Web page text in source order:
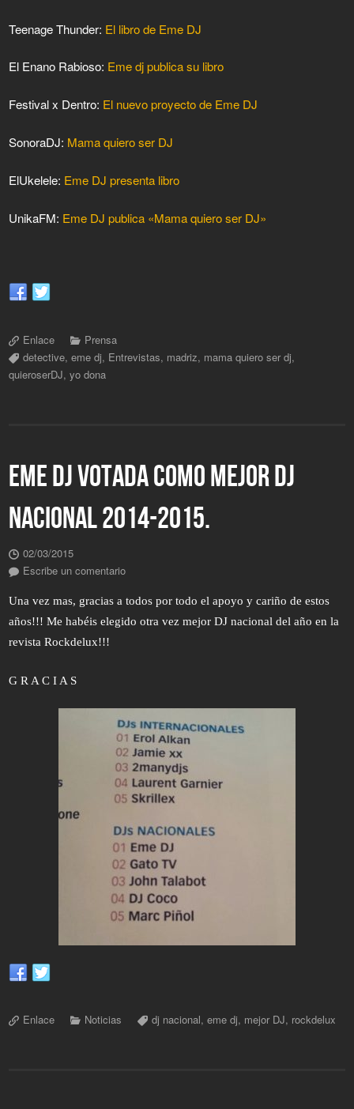
Teenage Thunder: El libro de Eme DJ
El Enano Rabioso: Eme dj publica su libro
Festival x Dentro: El nuevo proyecto de Eme DJ
SonoraDJ: Mama quiero ser DJ
ElUkelele: Eme DJ presenta libro
UnikaFM: Eme DJ publica «Mama quiero ser DJ»
Enlace
Prensa
detective,eme dj, Entrevistas, madriz, mama quiero ser dj,
quieroserDJ,yo dona
EME DJ VOTADA COMO MEJOR DJ
NACIONAL 2014-2015.
02/03/2015
Escribe un comentario
Una vez mas, gracias a todos por todo el apoyo y cariño de estos
años!!! Me habéis elegido otra vez mejor DJ nacional del año en la
revista Rockdelux!!!
G R A C I A S
Enlace Noticias dj nacional,eme dj, mejor DJ, rockdelux